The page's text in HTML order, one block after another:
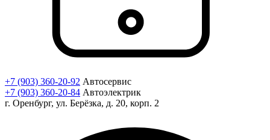
+7 (903) 360-20-92 Автосервис
+7 (903) 360-20-84 Автоэлектрик
г. Оренбург, ул. Берёзка, д. 20, корп. 2